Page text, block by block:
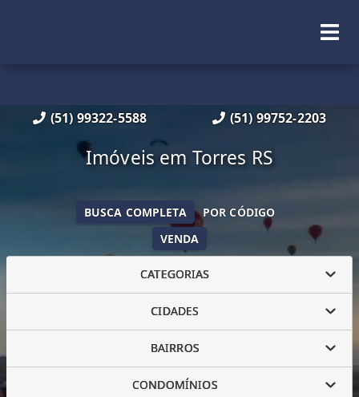
(51) 99322-5588 (51) 99752-2203
Imóveis em Torres RS
VENDA
BUSCA COMPLETA POR CÓDIGO
CATEGORIAS
CIDADES
BAIRROS
CONDOMÍNIOS